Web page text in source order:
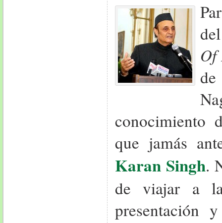
Of
conocimiento
que jamás
Karan Singh.
de viajar a
presentación